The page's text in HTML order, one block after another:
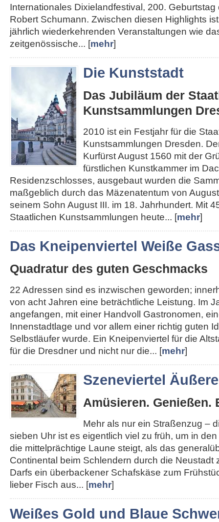
Internationales Dixielandfestival, 200.
Robert Schumann. Zwischen diesen Highlights
jährlich wiederkehrenden Veranstaltungen wie
zeitgenössische... [mehr]
Die Kunststadt
Das Jubiläum der
Kunstsammlungen
2010 ist ein Festjahr für die
Kunstsammlungen Dresden.
Kurfürst August 1560 mit der
fürstlichen Kunstkammer im
Residenzschlosses, ausgebaut wurden die
maßgeblich durch das Mäzenatentum von
seinem Sohn August III. im 18. Jahrhundert. Mit
Staatlichen Kunstsammlungen heute... [mehr]
Das Kneipenviertel Weiße
Quadratur des guten Geschmacks
22 Adressen sind es inzwischen geworden;
von acht Jahren eine beträchtliche Leistung. Im
angefangen, mit einer Handvoll Gastronomen,
Innenstadtlage und vor allem einer richtig guten
Selbstläufer wurde. Ein Kneipenviertel für die
für die Dresdner und nicht nur die... [mehr]
Szeneviertel
Amüsieren. Genießen.
Mehr als nur ein Straßenzug –
sieben Uhr ist es eigentlich viel zu früh, um in
die mittelprächtige Laune steigt, als das
Continental beim Schlendern durch die Neustadt
Darfs ein überbackener Schafskäse zum
lieber Fisch aus... [mehr]
Weißes Gold und Blaue